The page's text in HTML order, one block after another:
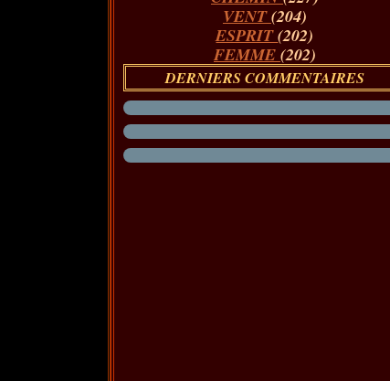
VENT(204)
ESPRIT(202)
FEMME (202)
DERNIERS COMMENTAIRES